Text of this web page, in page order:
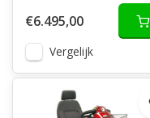
€6.495,00
Vergelijk